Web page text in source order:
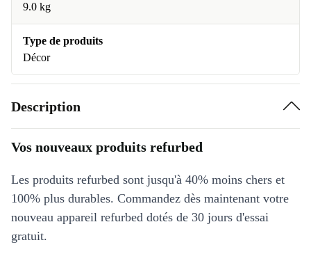
9.0 kg
Type de produits
Décor
Description
Vos nouveaux produits refurbed
Les produits refurbed sont jusqu'à 40% moins chers et
100% plus durables. Commandez dès maintenant votre
nouveau appareil refurbed dotés de 30 jours d'essai
gratuit.